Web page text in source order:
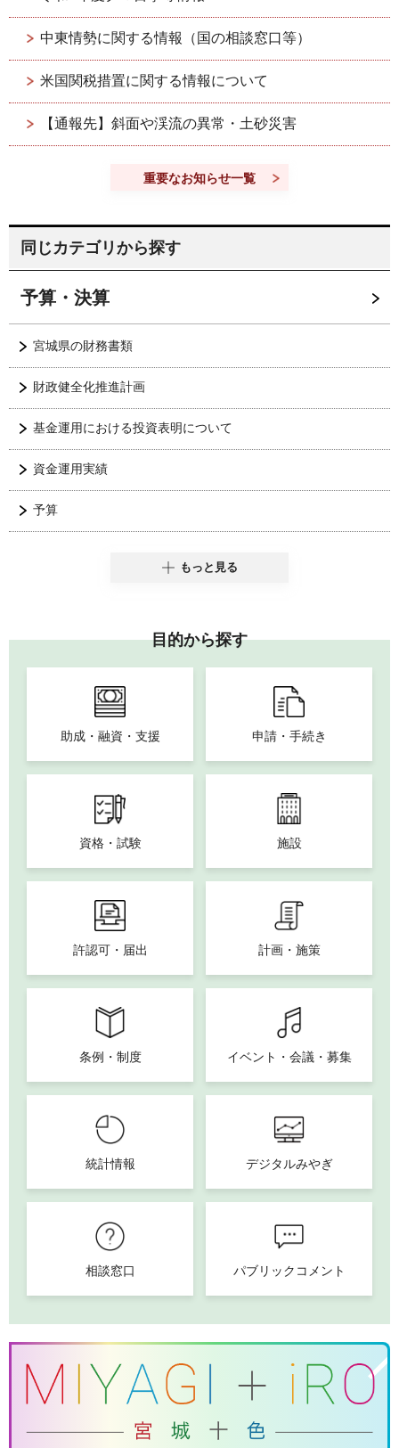
中東情勢に関する情報（国の相談窓口等）
米国関税措置に関する情報について
【通報先】斜面や渓流の異常・土砂災害
重要なお知らせ一覧
同じカテゴリから探す
予算・決算
宮城県の財務書類
財政健全化推進計画
基金運用における投資表明について
資金運用実績
予算
もっと見る
目的から探す
助成・融資・支援 申請・手続き
資格・試験 施設
許認可・届出 計画・施策
条例・制度 イベント・会議・募集
統計情報 デジタルみやぎ
相談窓口 パブリックコメント